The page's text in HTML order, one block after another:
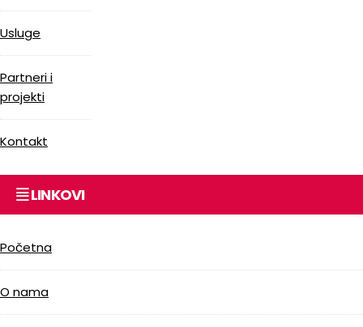
Usluge
Partneri i
projekti
Kontakt
LINKOVI
Početna
O nama